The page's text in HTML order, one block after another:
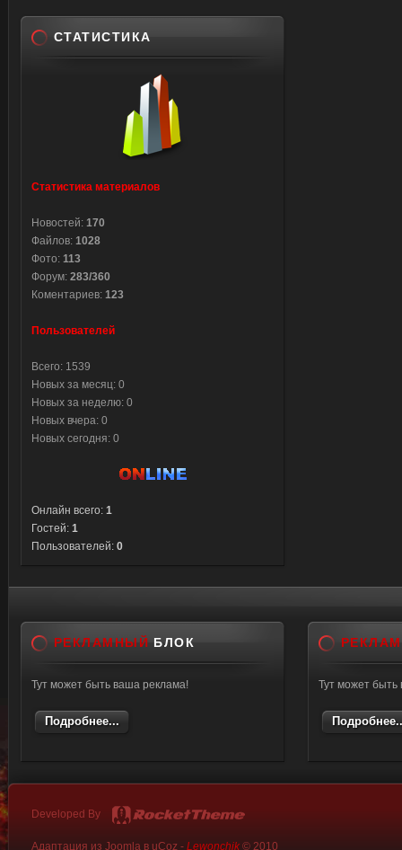
СТАТИСТИКА
Статистика материалов
Новостей: 170
Файлов: 1028
Фото: 113
Форум: 283/360
Коментариев: 123
Пользователей
Всего: 1539
Новых за месяц: 0
Новых за неделю: 0
Новых вчера: 0
Новых сегодня: 0
Онлайн всего: 1
Гостей: 1
Пользователей: 0
РЕКЛАМНЫЙ БЛОК
Тут может быть ваша реклама!
Подробнее...
Тут может
Developed By
Адаптация из Joomla в uCoz - Lewonchik© 2010